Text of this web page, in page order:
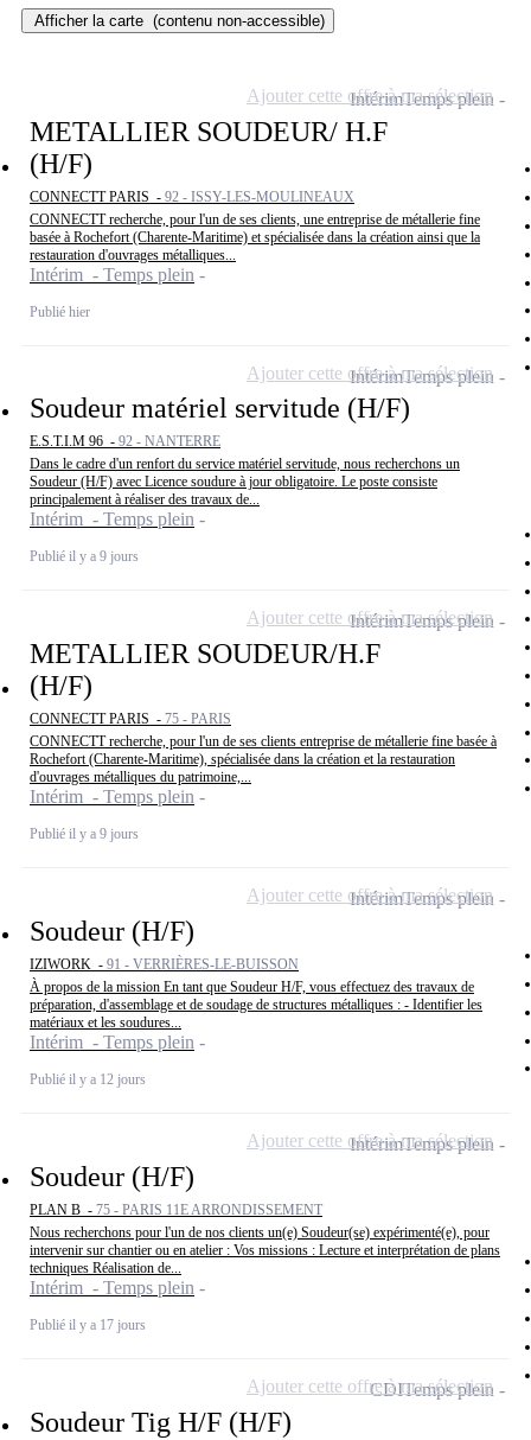
Afficher la carte (contenu non-accessible)
METALLIER SOUDEUR/ H.F
(H/F)
CONNECTT PARIS - 92 - ISSY-LES-MOULINEAUX
CONNECTT recherche, pour l'un de ses clients, une entreprise de métallerie fine
basée à Rochefort (Charente-Maritime) et spécialisée dans la création ainsi que la
restauration d'ouvrages métalliques...
Intérim - Temps plein
Publié hier
IntérimTemps plein
Ajouter cette offre à ma sélection
Soudeur matériel servitude (H/F)
E.S.T.I.M 96 - 92 - NANTERRE
Dans le cadre d'un renfort du service matériel servitude, nous recherchons un
Soudeur (H/F) avec Licence soudure à jour obligatoire. Le poste consiste
principalement à réaliser des travaux de...
Intérim - Temps plein
Publié il y a 9 jours
IntérimTemps plein
Ajouter cette offre à ma sélection
METALLIER SOUDEUR/H.F
(H/F)
CONNECTT PARIS - 75 - PARIS
CONNECTT recherche, pour l'un de ses clients entreprise de métallerie fine basée à
Rochefort (Charente-Maritime), spécialisée dans la création et la restauration
d'ouvrages métalliques du patrimoine,...
Intérim - Temps plein
Publié il y a 9 jours
IntérimTemps plein
Ajouter cette offre à ma sélection
Soudeur (H/F)
IZIWORK - 91 - VERRIÈRES-LE-BUISSON
À propos de la mission En tant que Soudeur H/F, vous effectuez des travaux de
préparation, d'assemblage et de soudage de structures métalliques : - Identifier les
matériaux et les soudures...
Intérim - Temps plein
Publié il y a 12 jours
IntérimTemps plein
Ajouter cette offre à ma sélection
Soudeur (H/F)
PLAN B - 75 - PARIS 11E ARRONDISSEMENT
Nous recherchons pour l'un de nos clients un(e) Soudeur(se) expérimenté(e), pour
intervenir sur chantier ou en atelier : Vos missions : Lecture et interprétation de plans
techniques Réalisation de...
Intérim - Temps plein
Publié il y a 17 jours
IntérimTemps plein
Ajouter cette offre à ma sélection
Soudeur Tig H/F (H/F)
CDITemps plein
Ajouter cette offre à ma sélection